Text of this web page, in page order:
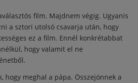
film. Majdnem végig. Ugyanis
a sztori utolsó csavarja után, hogy
ez a film. Ennél konkrétabbat
hogy valamit el ne
hogy meghal a pápa. Összejönnek a